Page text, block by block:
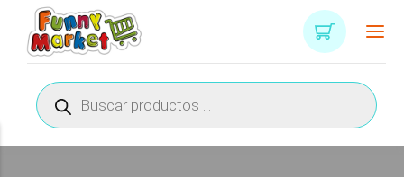
Búsqueda
de
productos